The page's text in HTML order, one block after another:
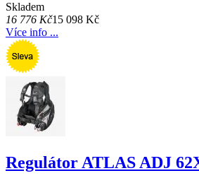
Skladem
16 776 Kč15 098 Kč
Více info ...
Regulátor ATLAS ADJ